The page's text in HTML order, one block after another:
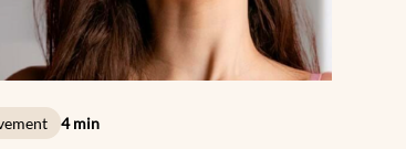
4 min